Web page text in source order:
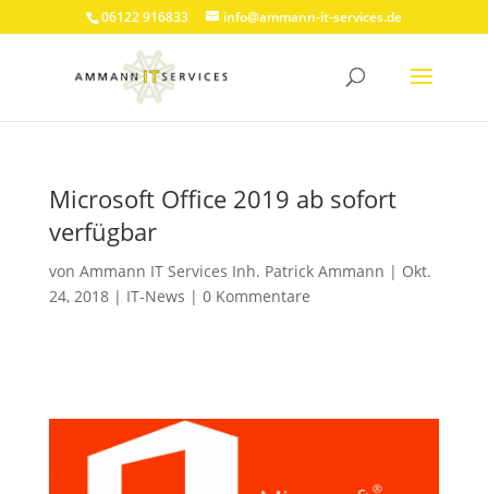
06122 916833 info@ammann-it-services.de
Microsoft Office 2019 ab sofort
verfügbar
von Ammann IT Services Inh. Patrick Ammann | Okt.
24, 2018| IT-News | 0 Kommentare